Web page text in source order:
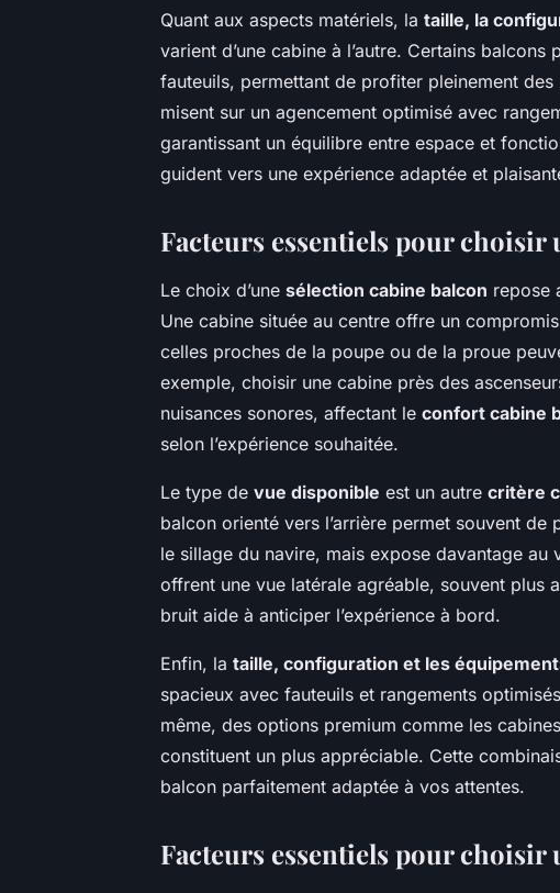
Quant aux aspects matériels, la taille, la
varient d’une cabine à l’autre. Certains
fauteuils, permettant de profiter pleinement des
misent sur un agencement optimisé avec
garantissant un équilibre entre espace et
guident vers une expérience adaptée et
Facteurs essentiels pour choisir
Le choix d’une sélection cabine balcon repose
Une cabine située au centre offre un
celles proches de la poupe ou de la proue
exemple, choisir une cabine près des
nuisances sonores, affectant le confort cabine
selon l’expérience souhaitée.
Le type de vue disponible est un autre critère
balcon orienté vers l’arrière permet souvent
le sillage du navire, mais expose davantage
offrent une vue latérale agréable, souvent plus
bruit aide à anticiper l’expérience à bord.
Enfin, la taille, configuration et les
spacieux avec fauteuils et rangements
même, des options premium comme les
constituent un plus appréciable. Cette
balcon parfaitement adaptée à vos attentes.
Facteurs essentiels pour choisir